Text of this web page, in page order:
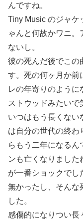
んですね。
Tiny Music のジャケ
ゃんと何故かワニ。
ないし。
彼の死んだ後でこの
す。死の何ヶ月か前
レの年寄りのように
ストウッドみたいで
いつはもう長くない
は自分の世代の終わ
らもう二年になるん
ンも亡くなりまし
が一番ショックでし
無かったし、そんな
した。
感傷的になりつい長